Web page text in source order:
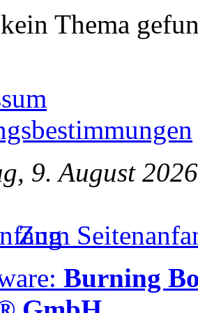
Thema
9. August
Zum
Burning